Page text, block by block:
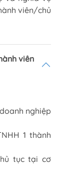
viên/chủ
viên
nghiệp
1 thành
tục tại cơ